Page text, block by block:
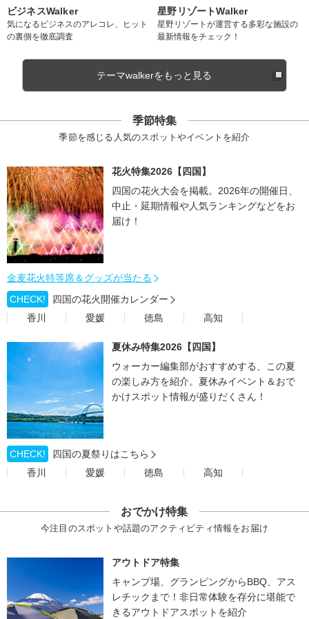
ビジネスWalker
気になるビジネスのアレコレ、ヒット
の裏側を徹底調査
星野リゾートWalker
星野リゾートが運営する多彩な施設の
最新情報をチェック！
テーマwalkerをもっと見る
季節特集
季節を感じる人気のスポットやイベントを紹介
花火特集2026【四国】
四国の花火大会を掲載。2026年の開催日、
中止・延期情報や人気ランキングなどをお
届け！
金麦花火特等席＆グッズが当たる
CHECK!
四国の花火開催カレンダー
香川
愛媛 徳島 高知
夏休み特集2026【四国】
ウォーカー編集部がおすすめする、この夏
の楽しみ方を紹介。夏休みイベント＆おで
かけスポット情報が盛りだくさん！
CHECK!
四国の夏祭りはこちら
香川
愛媛 徳島 高知
おでかけ特集
今注目のスポットや話題のアクティビティ情報をお届け
アウトドア特集
キャンプ場、グランピングからBBQ、アス
レチックまで！非日常体験を存分に堪能で
きるアウトドアスポットを紹介